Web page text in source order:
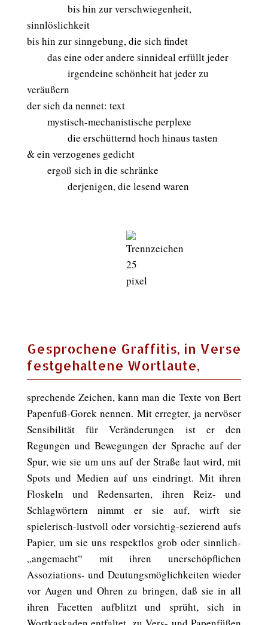
bis hin zur verschwiegenheit,
sinnlöslichkeit
bis hin zur sinngebung, die sich findet
das eine oder andere sinnideal erfüllt jeder
irgendeine schönheit hat jeder zu
veräußern
der sich da nennet: text
mystisch-mechanistische perplexe
die erschütternd hoch hinaus tasten
& ein verzogenes gedicht
ergoß sich in die schränke
derjenigen, die lesend waren
Gesprochene Graffitis, in Verse
festgehaltene Wortlaute,
sprechende Zeichen, kann man die Texte von Bert
Papenfuß-Gorek nennen. Mit erregter, ja nervöser
Sensibilität für Veränderungen ist er den
Regungen und Bewegungen der Sprache auf der
Spur, wie sie um uns auf der Straße laut wird, mit
Spots und Medien auf uns eindringt. Mit ihren
Floskeln und Redensarten, ihren Reiz- und
Schlagwörtern nimmt er sie auf, wirft sie
spielerisch-lustvoll oder vorsichtig-sezierend aufs
Papier, um sie uns respektlos grob oder sinnlich-
„angemacht“ mit ihren unerschöpflichen
Assoziations- und Deutungsmöglichkeiten wieder
vor Augen und Ohren zu bringen, daß sie in all
ihren Facetten aufblitzt und sprüht, sich in